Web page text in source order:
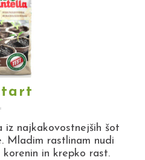
iz najkakovostnejših šot
Mladim rastlinam nudi
in krepko rast.